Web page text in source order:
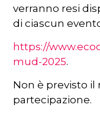
verranno resi
di ciascun
https://
mud-2025.
Non è previsto il
partecipazione.